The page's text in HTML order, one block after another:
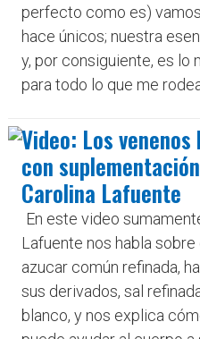
perfecto como es)
hace únicos; nuestra
y, por consiguiente, es lo
para todo lo que me
Video: Los
con
Carolina Lafuente
En este video
Lafuente nos habla sobre
azucar común refinada,
sus derivados, sal
blanco, y nos explica